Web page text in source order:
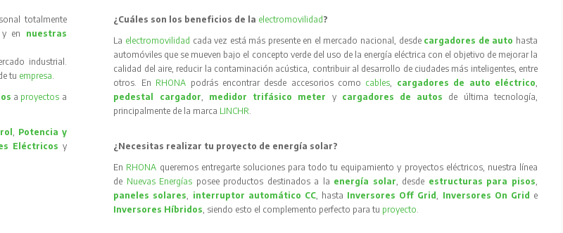
totalmente
y en nuestras
industrial.
tu empresa.
a proyectos a
, Potencia y
Eléctricos y
¿Cuáles son los beneficios de la electromovilidad ?
La electromovilidad cada vez está más presente en el mercado nacional, desde cargadores de auto hasta
automóviles que se mueven bajo el concepto verde del uso de la energía eléctrica con el objetivo de mejorar la
calidad del aire, reducir la contaminación acústica, contribuir al desarrollo de ciudades más inteligentes, entre
otros. En RHONA podrás encontrar desde accesorios como cables, cargadores de auto eléctrico,
pedestal cargador, medidor trifásico meter y cargadores de autos
de última tecnología,
principalmente de la marca LINCHR.
¿Necesitas realizar tu proyecto de energía solar?
En RHONA queremos entregarte soluciones para todo tu equipamiento y proyectos eléctricos, nuestra línea
de Nuevas Energías posee productos destinados a la energía solar, desde estructuras para pisos,
paneles solares, interruptor automático CC, hasta Inversores Off Grid, Inversores On Grid e
Inversores Híbridos, siendo esto el complemento perfecto para tu proyecto.